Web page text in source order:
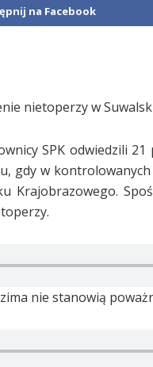
na Facebook
nietoperzy w
SPK odwiedzili
gdy w
Krajobrazowego.
nie stanowią